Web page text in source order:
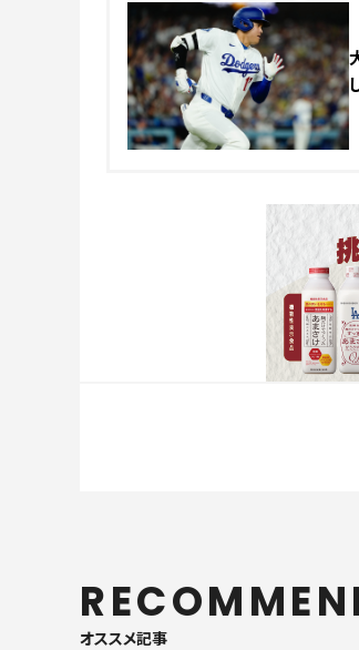
オススメ記事